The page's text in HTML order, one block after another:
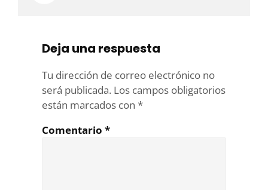
Deja una respuesta
Tu dirección de correo electrónico no
será publicada. Los campos obligatorios
están marcados con *
Comentario *